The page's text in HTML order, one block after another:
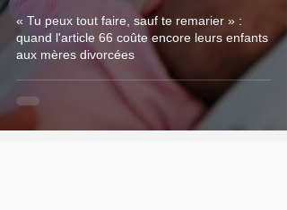
« Tu peux tout faire, sauf te remarier » :
quand l'article 66 coûte encore leurs enfants
aux mères divorcées